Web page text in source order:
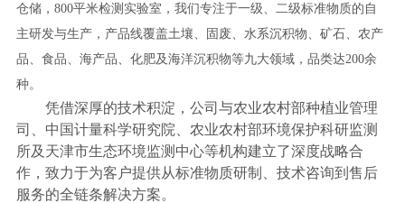
仓储，800平米检测实验室，我们专注于一级、二级标准物质的自
主研发与生产，产品线覆盖土壤、固废、水系沉积物、矿石、农产
品、食品、海产品、化肥及海洋沉积物等九大领域，品类达200余
种。
凭借深厚的技术积淀，公司与农业农村部种植业管理
司、中国计量科学研究院、农业农村部环境保护科研监测
所及天津市生态环境监测中心等机构建立了深度战略合
作，致力于为客户提供从标准物质研制、技术咨询到售后
服务的全链条解决方案。